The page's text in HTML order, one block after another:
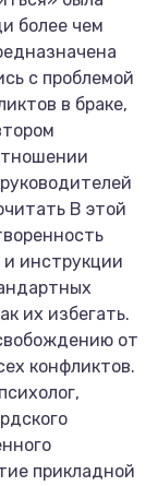
более чем
с проблемой
в браке,
В этой
инструкции
их избегать.
от
конфликтов.
прикладной